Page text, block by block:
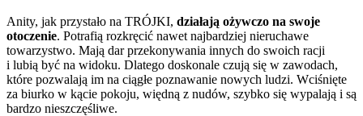
Anity, jak przystało na TRÓJKI, działają ożywczo na swoje
otoczenie. Potrafią rozkręcić nawet najbardziej nieruchawe
towarzystwo. Mają dar przekonywania innych do swoich racji
i lubią być na widoku. Dlatego doskonale czują się w zawodach,
które pozwalają im na ciągłe poznawanie nowych ludzi. Wciśnięte
za biurko w kącie pokoju, więdną z nudów, szybko się wypalają i są
bardzo nieszczęśliwe.